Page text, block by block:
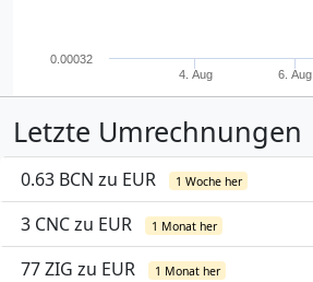
4. Aug 6. Aug
0.00032
Letzte Umrechnungen
0.63 BCN zu EUR 1 Woche her
3 CNC zu EUR 1 Monat her
77 ZIG zu EUR 1 Monat her